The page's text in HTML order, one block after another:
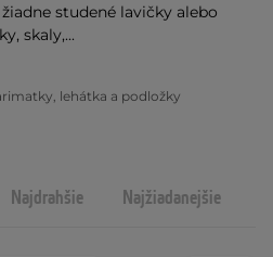
studené lavičky alebo
skaly,...
lehátka a podložky
Najdrahšie Najžiadanejšie